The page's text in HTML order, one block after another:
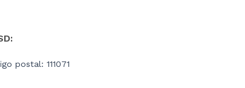
postal: 111071